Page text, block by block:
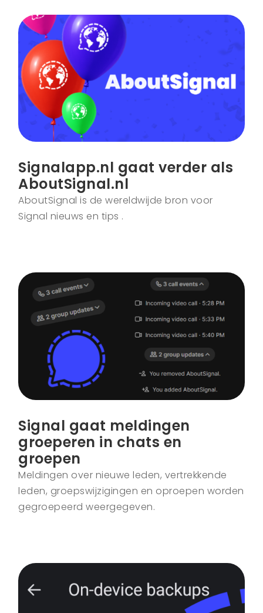
Signalapp.nl gaat verder als
AboutSignal.nl
AboutSignal is de wereldwijde bron voor
Signal nieuws en tips .
Signal gaat meldingen
groeperen in chats en
groepen
Meldingen over nieuwe leden, vertrekkende
leden, groepswijzigingen en oproepen worden
gegroepeerd weergegeven.